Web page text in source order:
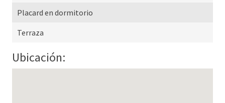
Placard en dormitorio
Terraza
Ubicación: